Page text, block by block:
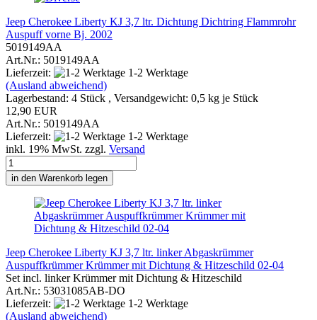
Jeep Cherokee Liberty KJ 3,7 ltr. Dichtung Dichtring Flammrohr
Auspuff vorne Bj. 2002
5019149AA
Art.Nr.: 5019149AA
Lieferzeit:
1-2 Werktage
(Ausland abweichend)
Lagerbestand: 4 Stück , Versandgewicht: 0,5 kg je Stück
12,90 EUR
Art.Nr.: 5019149AA
Lieferzeit:
1-2 Werktage
inkl. 19% MwSt. zzgl. Versand
in den Warenkorb legen
Jeep Cherokee Liberty KJ 3,7 ltr. linker Abgaskrümmer
Auspuffkrümmer Krümmer mit Dichtung & Hitzeschild 02-04
Set incl. linker Krümmer mit Dichtung & Hitzeschild
Art.Nr.: 53031085AB-DO
Lieferzeit:
1-2 Werktage
(Ausland abweichend)